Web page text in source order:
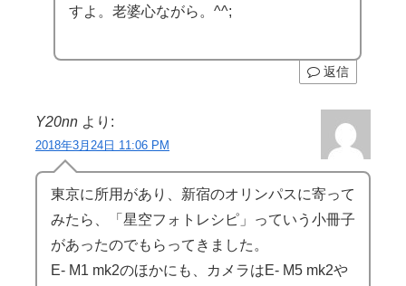
すよ。老婆心ながら。^^;
返信
Y20nn より:
2018年3月24日 11:06 PM
東京に所用があり、新宿のオリンパスに寄って
みたら、「星空フォトレシピ」っていう小冊子
があったのでもらってきました。
E- M1 mk2のほかにも、カメラはE- M5 mk2や